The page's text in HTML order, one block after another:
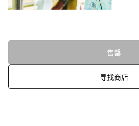
售罄
寻找商店